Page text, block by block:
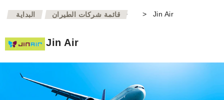
البداية > قائمة شركات الطيران > Jin Air
Jin Air